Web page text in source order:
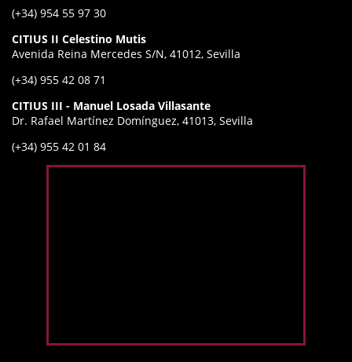
(+34) 954 55 97 30
CITIUS II Celestino Mutis
Avenida Reina Mercedes S/N, 41012, Sevilla
(+34) 955 42 08 71
CITIUS III - Manuel Losada Villasante
Dr. Rafael Martínez Domínguez, 41013, Sevilla
(+34) 955 42 01 84